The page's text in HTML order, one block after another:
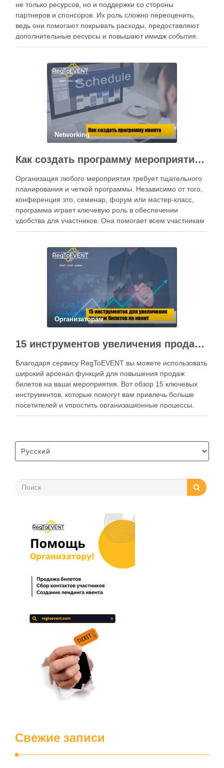
не только ресурсов, но и поддержки со стороны
партнеров и спонсоров. Их роль сложно переоценить,
ведь они помогают покрывать расходы, предоставляют
дополнительные ресурсы и повышают имидж события.
Для успешного привлечения спонсоров важно понимать
сотрудничества и использовать специализированные …
Networking
Как создать программу мероприятия: эффективный тайминг и интерактив для участников
Организация любого мероприятия требует тщательного
планирования и четкой программы. Независимо от того,
конференция это, семинар, форум или мастер-класс,
программа играет ключевую роль в обеспечении
удобства для участников. Она помогает всем участникам
ориентироваться в пространстве, находить необходимую
планировать свое время. Программа мероприятия также
Организаторам
15 инструментов увеличения продаж билетов на события
Благодаря сервису RegToEVENT вы можете использовать
широкий арсенал функций для повышения продаж
билетов на ваши мероприятия. Вот обзор 15 ключевых
инструментов, которые помогут вам привлечь больше
посетителей и упростить организационные процессы.
Ваши билеты должны продаваться непрерывно – и днем,
Свежие записи